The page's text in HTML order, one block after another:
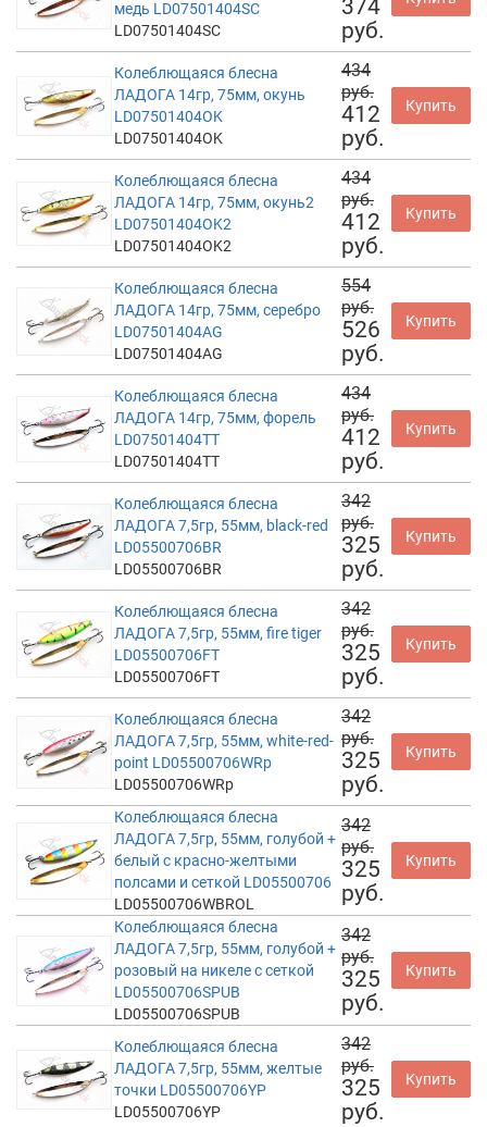
медь LD07501404SC
LD07501404SC
374
руб.
Колеблющаяся блесна
ЛАДОГА 14гр, 75мм, окунь
LD07501404OK
LD07501404OK
434
руб.
412
руб.
Купить
Колеблющаяся блесна
ЛАДОГА 14гр, 75мм, окунь2
LD07501404OK2
LD07501404OK2
434
руб.
412
руб.
Купить
Колеблющаяся блесна
ЛАДОГА 14гр, 75мм, серебро
LD07501404AG
LD07501404AG
554
руб.
526
руб.
Купить
Колеблющаяся блесна
ЛАДОГА 14гр, 75мм, форель
LD07501404TT
LD07501404TT
434
руб.
412
руб.
Купить
Колеблющаяся блесна
ЛАДОГА 7,5гр, 55мм, black-red
LD05500706BR
LD05500706BR
342
руб.
325
руб.
Купить
Колеблющаяся блесна
ЛАДОГА 7,5гр, 55мм, fire tiger
LD05500706FT
LD05500706FT
342
руб.
325
руб.
Купить
Колеблющаяся блесна
ЛАДОГА 7,5гр, 55мм, white-red-
point LD05500706WRp
LD05500706WRp
342
руб.
325
руб.
Купить
Колеблющаяся блесна
ЛАДОГА 7,5гр, 55мм, голубой +
белый с красно-желтыми
полсами и сеткой LD05500706
LD05500706WBROL
342
руб.
325
руб.
Купить
Колеблющаяся блесна
ЛАДОГА 7,5гр, 55мм, голубой +
розовый на никеле с сеткой
LD05500706SPUB
LD05500706SPUB
342
руб.
325
руб.
Купить
Колеблющаяся блесна
ЛАДОГА 7,5гр, 55мм, желтые
точки LD05500706YP
LD05500706YP
342
руб.
325
руб.
Купить